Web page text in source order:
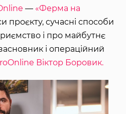
— «Ферма на
проєкту, сучасні способи
і про майбутнє
і операційний
Віктор Боровик.